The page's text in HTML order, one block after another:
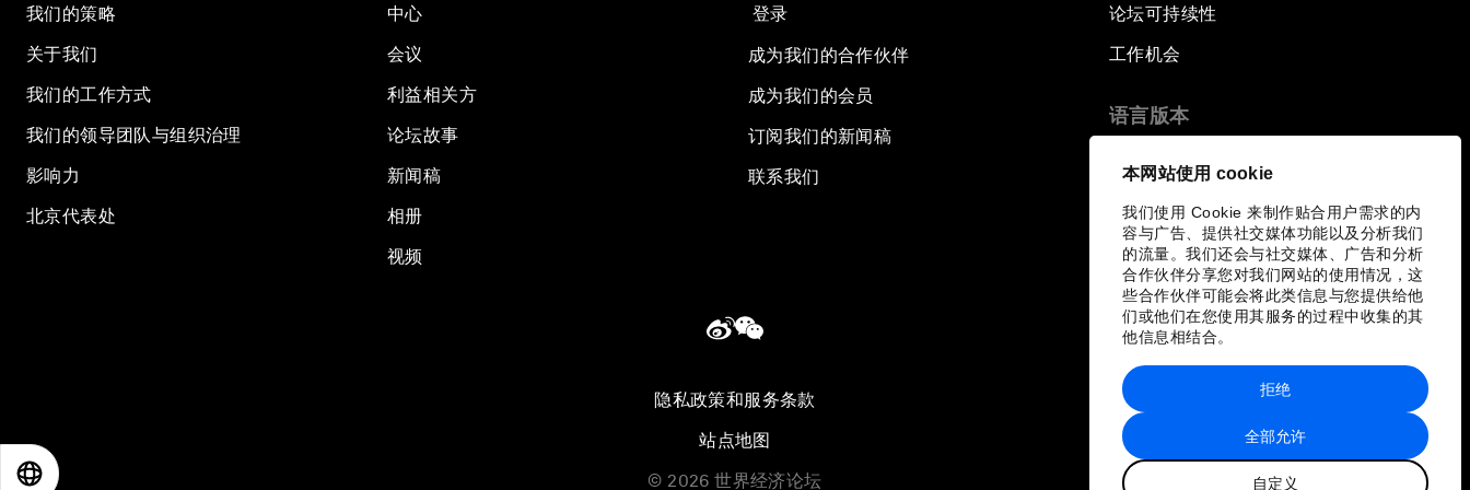
本网站使用 cookie
我们使用 Cookie 来制作贴合用户需求的内
容与广告、提供社交媒体功能以及分析我们
的流量。我们还会与社交媒体、广告和分析
合作伙伴分享您对我们网站的使用情况，这
些合作伙伴可能会将此类信息与您提供给他
们或他们在您使用其服务的过程中收集的其
他信息相结合。
全部允许
自定义
拒绝
我们的策略
关于我们
我们的工作方式
我们的领导团队与组织治理
影响力
北京代表处
中心
会议
利益相关方
论坛故事
新闻稿
相册
视频
登录
成为我们的合作伙伴
成为我们的会员
订阅我们的新闻稿
联系我们
论坛可持续性
工作机会
语言版本
隐私政策和服务条款
站点地图
© 2026 世界经济论坛